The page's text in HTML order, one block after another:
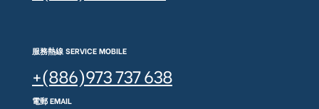
服務熱線 SERVICE MOBILE
+(886)973 737 638
電郵 EMAIL